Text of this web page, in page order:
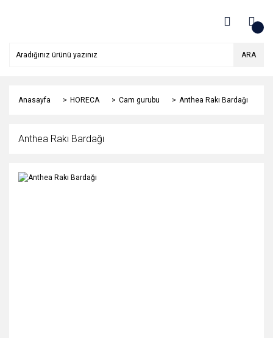
ARA
Anasayfa HORECA Cam gurubu Anthea Rakı Bardağı
Anthea Rakı Bardağı